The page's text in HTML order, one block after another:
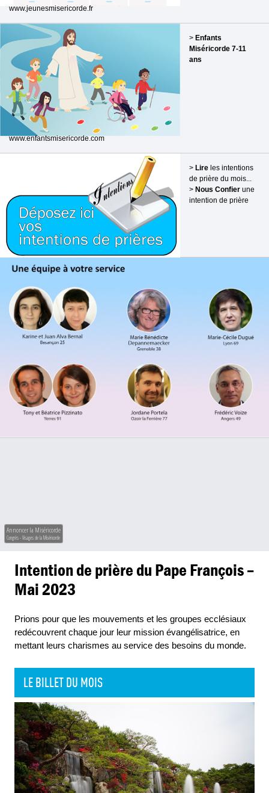
www.jeunesmisericorde.fr
> Enfants
Miséricorde 7-11
ans
www.enfantsmisericorde.com
> Lire les intentions
de prière du mois...
> Nous Confier une
intention de prière
Annoncer la Miséricorde
Congrès - Visages de la Miséricorde
Intention de prière du Pape François –
Mai 2023
Prions pour que les mouvements et les groupes ecclésiaux
redécouvrent chaque jour leur mission évangélisatrice, en
mettant leurs charismes au service des besoins du monde.
LE BILLET DU MOIS